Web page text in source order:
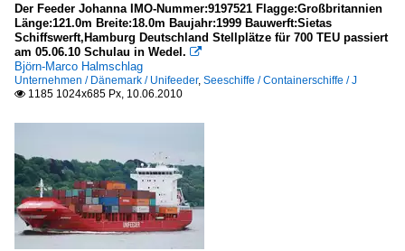
Der Feeder Johanna IMO-Nummer:9197521 Flagge:Großbritannien
Länge:121.0m Breite:18.0m Baujahr:1999 Bauwerft:Sietas
Schiffswerft,Hamburg Deutschland Stellplätze für 700 TEU passiert
am 05.06.10 Schulau in Wedel. 
Björn-Marco Halmschlag
Unternehmen / Dänemark / Unifeeder, Seeschiffe / Containerschiffe / J
 1185 1024x685 Px, 10.06.2010